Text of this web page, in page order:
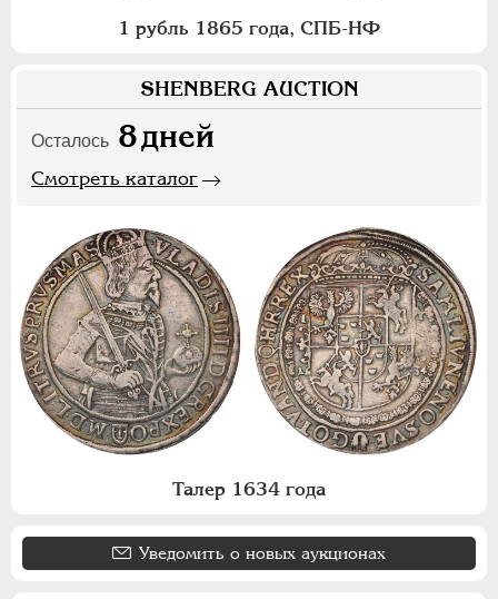
1 рубль 1865 года, СПБ-НФ
SHENBERG AUCTION
Осталось 8дней
Смотреть каталог
Талер 1634 года
Уведомить о новых аукционах